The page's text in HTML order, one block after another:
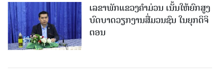
ເລຂາພັກແຂວງຄໍາມ່ວນ ເນັ້ນໃຫ້ຍົກສູງ
ບົດບາດວຽກງານສື່ມວນຊົນ ໃນຍຸກດິຈິ
ຕອນ